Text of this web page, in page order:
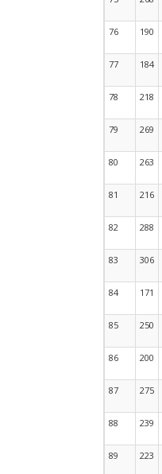
76 190
77 184
78 218
79 269
80 263
81 216
82 288
83 306
84 171
85 250
86 200
87 275
88 239
89 223